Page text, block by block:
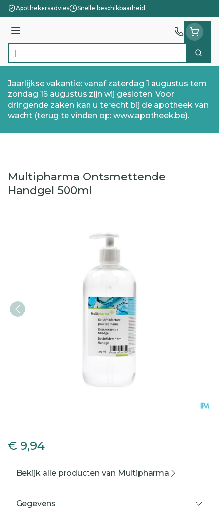
Ga naar de inhoud
Apothekersadvies Snelle beschikbaarheid
Menu
Product, merk, categorie... Zoek
Jaarlijkse vakantie: vanaf zaterdag 1 augustus tem
zondag 16 augustus zijn wij gesloten. Voor
dringende zaken kan u terecht bij de apotheek van
wacht (terug te vinden op: www.apotheek.be).
Multipharma Ontsmettende
Handgel 500ml
€ 9,94
Bekijk alle producten van Multipharma
Gegevens